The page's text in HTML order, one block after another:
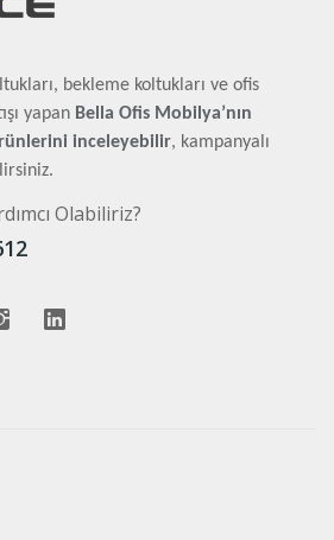
bekleme koltukları ve ofis
yapan Bella Ofis Mobilya’nın
inceleyebilir, kampanyalı
Olabiliriz?